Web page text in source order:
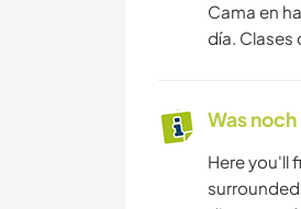
Cama en
día. Clases
Was
Here you'll